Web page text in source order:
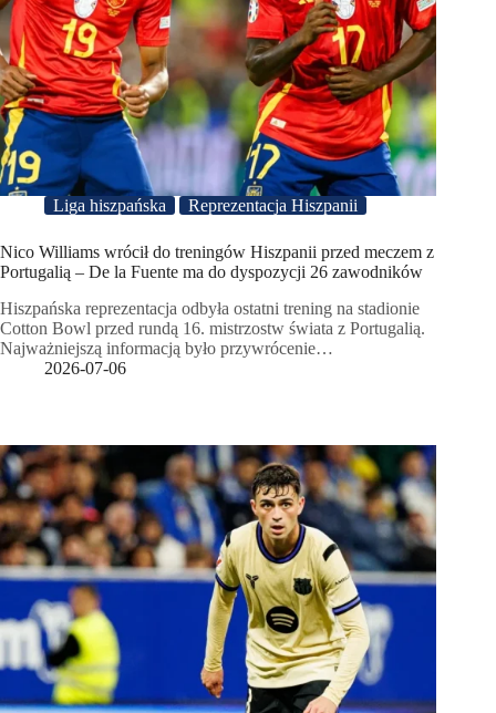
Liga hiszpańska Reprezentacja Hiszpanii
Nico Williams wrócił do treningów Hiszpanii przed meczem z
Portugalią – De la Fuente ma do dyspozycji 26 zawodników
Hiszpańska reprezentacja odbyła ostatni trening na stadionie
Cotton Bowl przed rundą 16. mistrzostw świata z Portugalią.
Najważniejszą informacją było przywrócenie…
2026-07-06